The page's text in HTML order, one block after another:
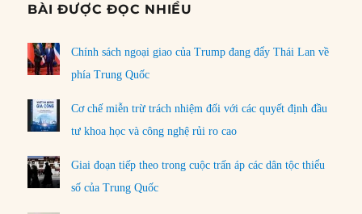
BÀI ĐƯỢC ĐỌC NHIỀU
Chính sách ngoại giao của Trump đang đẩy Thái Lan về
phía Trung Quốc
Cơ chế miễn trừ trách nhiệm đối với các quyết định đầu
tư khoa học và công nghệ rủi ro cao
Giai đoạn tiếp theo trong cuộc trấn áp các dân tộc thiểu
số của Trung Quốc